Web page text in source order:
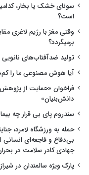
سونای خشک یا بخار،
است؟
وقتی مغز با رژیم لاغری
برمیگردد؟
تولید ضدآفتاب‌های نانویی
آیا هوش مصنوعی ما را
فراخوان «حمایت از
دانش‌بنیان»
سندروم پای بی قرار چه
حمله به ورزشگاه لامرد،
بی‌دفاع و فاجعه‌ای
جهادی کادر سلامت در
پارک ویژه سالمندان در